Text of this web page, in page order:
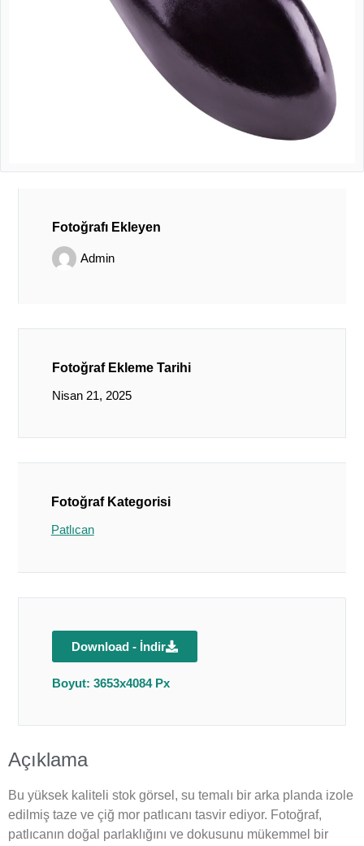
Fotoğrafı Ekleyen
Admin
Fotoğraf Ekleme Tarihi
Nisan 21, 2025
Fotoğraf Kategorisi
Patlıcan
Download - İndir
Boyut: 3653x4084 Px
Açıklama
Bu yüksek kaliteli stok görsel, su temalı bir arka planda izole
edilmiş taze ve çiğ mor patlıcanı tasvir ediyor. Fotoğraf,
patlıcanın doğal parlaklığını ve dokusunu mükemmel bir